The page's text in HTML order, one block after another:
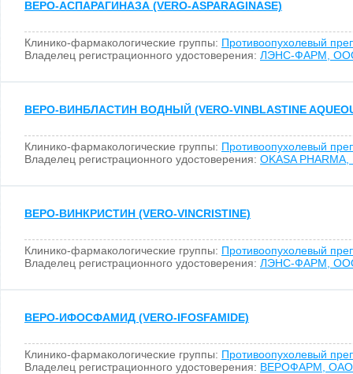
ВЕРО-АСПАРАГИНАЗА (VERO-ASPARAGINASE)
Клинико-фармакологические группы: Противоопухолевый
Владелец регистрационного удостоверения: ЛЭНС-ФАРМ,
ВЕРО-ВИНБЛАСТИН ВОДНЫЙ (VERO-VINBLASTINE
Клинико-фармакологические группы: Противоопухолевый
Владелец регистрационного удостоверения: OKASA PHARMA,
ВЕРО-ВИНКРИСТИН (VERO-VINCRISTINE)
Клинико-фармакологические группы: Противоопухолевый
Владелец регистрационного удостоверения: ЛЭНС-ФАРМ,
ВЕРО-ИФОСФАМИД (VERO-IFOSFAMIDE)
Клинико-фармакологические группы: Противоопухолевый
Владелец регистрационного удостоверения: ВЕРОФАРМ, ОАО